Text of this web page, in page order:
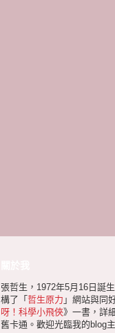
張哲生，1972年5月16日誕
構了「 哲生原力 」網站與同
呀！科學小飛俠》一書，詳
舊卡通。歡迎光臨我的blog主